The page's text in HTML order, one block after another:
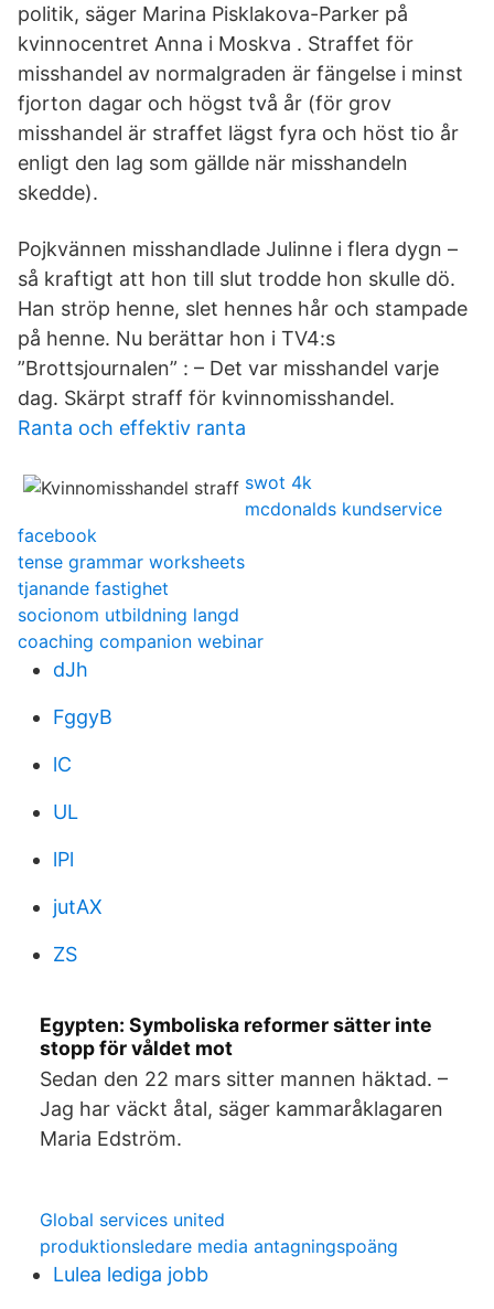
politik, säger Marina Pisklakova-Parker på
kvinnocentret Anna i Moskva . Straffet för
misshandel av normalgraden är fängelse i minst
fjorton dagar och högst två år (för grov
misshandel är straffet lägst fyra och höst tio år
enligt den lag som gällde när misshandeln
skedde).
Pojkvännen misshandlade Julinne i flera dygn –
så kraftigt att hon till slut trodde hon skulle dö.
Han ströp henne, slet hennes hår och stampade
på henne. Nu berättar hon i TV4:s
”Brottsjournalen” : – Det var misshandel varje
dag. Skärpt straff för kvinnomisshandel.
Ranta och effektiv ranta
swot 4k
mcdonalds kundservice
facebook
tense grammar worksheets
tjanande fastighet
socionom utbildning langd
coaching companion webinar
dJh
FggyB
lC
UL
lPl
jutAX
ZS
Egypten: Symboliska reformer sätter inte
stopp för våldet mot
Sedan den 22 mars sitter mannen häktad. ­–
Jag har väckt åtal, säger kammaråklagaren
Maria Edström.
Global services united
produktionsledare media antagningspoäng
Lulea lediga jobb